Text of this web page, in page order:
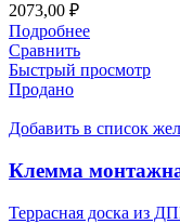
2073,00 ₽
Подробнее
Сравнить
Быстрый просмотр
Продано
Добавить в список
Клемма
Террасная доска из